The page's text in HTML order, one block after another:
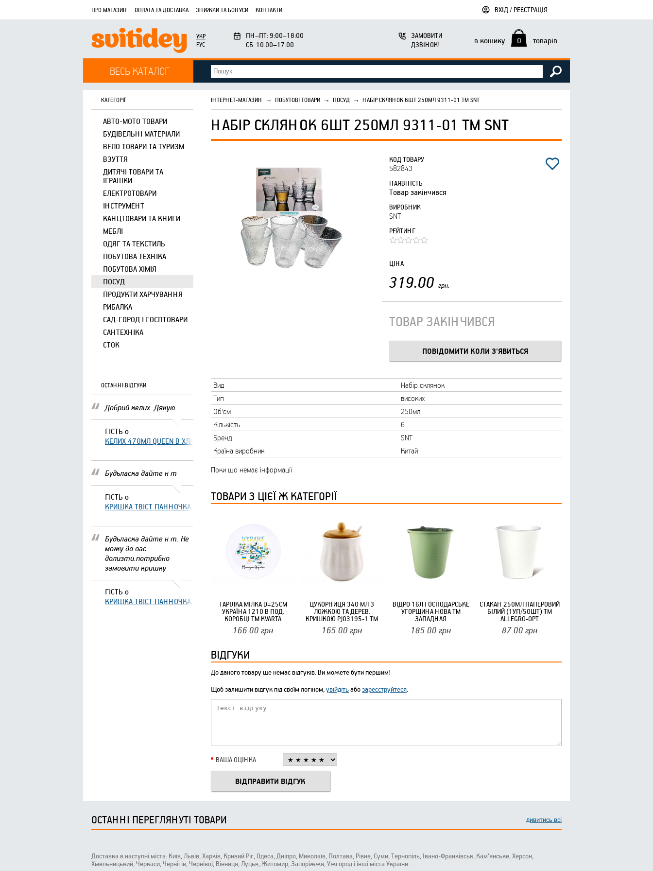
ПРО МАГАЗИН ОПЛАТА ТА ДОСТАВКА ЗНИЖКИ ТА БОНУСИ КОНТАКТИ ВХІД / РЕЄСТРАЦІЯ
УКР
РУС
ПН–ПТ: 9:00–18:00
СБ: 10:00–17:00
ЗАМОВИТИ
ДЗВІНОК!
в кошику 0 товарів
ВЕСЬ КАТАЛОГ
КАТЕГОРІЇ
АВТО-МОТО ТОВАРИ
БУДІВЕЛЬНІ МАТЕРІАЛИ
ВЕЛО ТОВАРИ ТА ТУРИЗМ
ВЗУТТЯ
ДИТЯЧІ ТОВАРИ ТА
ІГРАШКИ
ЕЛЕКТРОТОВАРИ
ІНСТРУМЕНТ
КАНЦТОВАРИ ТА КНИГИ
МЕБЛІ
ОДЯГ ТА ТЕКСТИЛЬ
ПОБУТОВА ТЕХНІКА
ПОБУТОВА ХІМІЯ
ПОСУД
ПРОДУКТИ ХАРЧУВАННЯ
РИБАЛКА
САД-ГОРОД І ГОСПТОВАРИ
САНТЕХНІКА
СТОК
ОСТАННІ ВІДГУКИ
Добрий келих. Дякую
ГІСТЬ о
КЕЛИХ 470МЛ QUEEN В ХЛАМІНГО ТМ FARGLASS
Будьласка дайте н т
ГІСТЬ о
КРИШКА ТВІСТ ПАННОЧКА, ЩО ЗАКРУЧУЄТЬСЯ КОТИКИ (20ШТ/УП) ОФФ 82 ПАННОЧКА
Будьласка дайте н т. Не
можу до вас
долизти.потрибно
замовити кришку
ГІСТЬ о
КРИШКА ТВІСТ ПАННОЧКА, ЩО ЗАКРУЧУЄТЬСЯ КОТИКИ (20ШТ/УП) ОФФ 82 ПАННОЧКА
ІНТЕРНЕТ-МАГАЗИН → ПОБУТОВІ ТОВАРИ → ПОСУД → НАБІР СКЛЯНОК 6ШТ 250МЛ 9311-01 ТМ SNT
НАБІР СКЛЯНОК 6ШТ 250МЛ 9311-01 ТМ SNT
КОД ТОВАРУ
582843
НАЯВНІСТЬ
Товар закінчився
ВИРОБНИК
SNT
РЕЙТИНГ
ЦІНА
319.00 грн.
ТОВАР ЗАКІНЧИВСЯ
Вид
Набір склянок
Тип
високих
Об'єм
250мл
Кількість
6
Бренд
SNT
Країна виробник
Китай
Поки що немає інформації
ТОВАРИ З ЦІЄЇ Ж КАТЕГОРІЇ
ТАРІЛКА МІЛКА D=25СМ
УКРАЇНА 1210 В ПОД.
КОРОБЦІ ТМ KVARTA
166.00 грн
ЦУКОРНИЦЯ 340 МЛ З
ЛОЖКОЮ ТА ДЕРЕВ.
КРИШКОЮ PJ03195-1 ТМ
INTEROS
165.00 грн
ВІДРО 16Л ГОСПОДАРСЬКЕ
УГОРЩИНА НОВА ТМ
ЗАПАДНАЯ
185.00 грн
СТАКАН 250МЛ ПАПЕРОВИЙ
БІЛИЙ (1УП/50ШТ) ТМ
ALLEGRO-OPT
87.00 грн
ВІДГУКИ
До даного товару ще немає відгуків. Ви можете бути першим!
Щоб залишити відгук під своїм логіном,увійдітьабозареєструйтеся.
ВАША ОЦІНКА
ОСТАННІ ПЕРЕГЛЯНУТІ ТОВАРИ дивитись всі
Доставка в наступні міста: Київ, Львів, Харків, Кривий Ріг, Одеса, Дніпро, Миколаїв, Полтава, Рівне, Суми, Тернопіль, Івано-Франківськ, Кам'янське, Херсон,
Хмельницький, Черкаси, Чернігів, Чернівці, Вінниця, Луцьк, Житомир, Запоріжжя, Ужгород і інші міста України.